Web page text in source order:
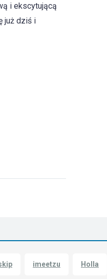
i ekscytującą
już dziś i
imeetzu Holla